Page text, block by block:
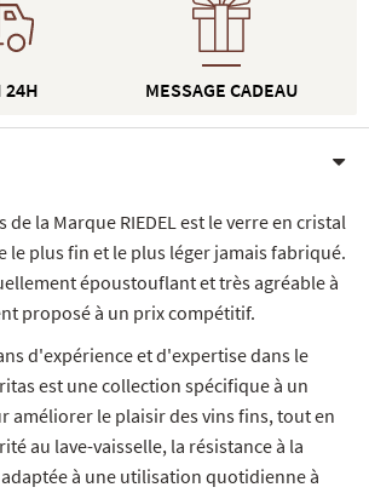
24H MESSAGE CADEAU
de la Marque RIEDEL est le verre en cristal
le plus fin et le plus léger jamais fabriqué.
époustouflant et très agréable à
proposé à un prix compétitif.
d'expérience et d'expertise dans le
est une collection spécifique à un
améliorer le plaisir des vins fins, tout en
au lave-vaisselle, la résistance à la
à une utilisation quotidienne à